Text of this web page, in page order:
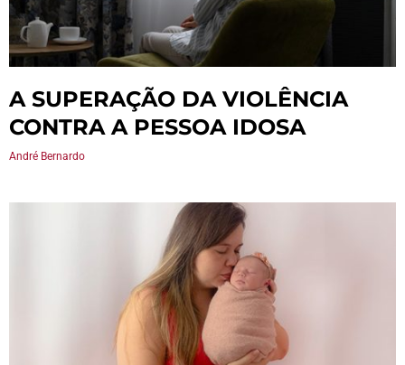
A SUPERAÇÃO DA VIOLÊNCIA
CONTRA A PESSOA IDOSA
André Bernardo